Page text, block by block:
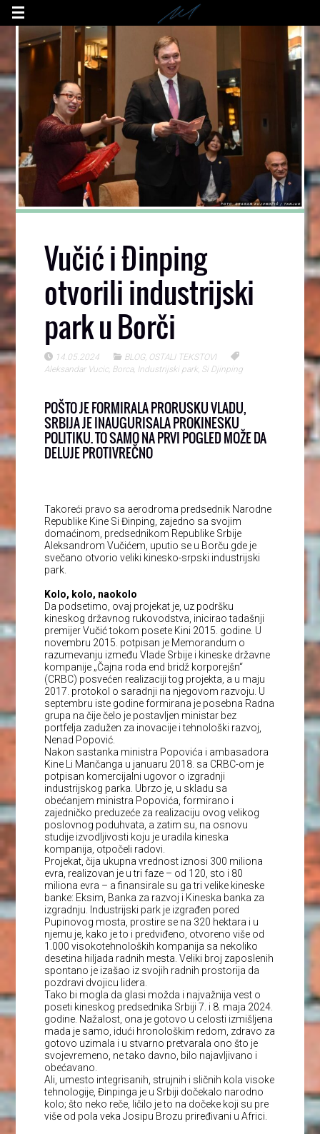
Vučić i Đinping
otvorili industrijski
park u Borči
14.05.2024 BLOG, OSTALI TEKSTOVI
Aleksandar Vucic, Borca, Industrijski park, Si Djinping
POŠTO JE FORMIRALA PRORUSKU VLADU,
SRBIJA JE INAUGURISALA PROKINESKU
POLITIKU. TO SAMO NA PRVI POGLED MOŽE DA
DELUJE PROTIVREČNO
Takoreći pravo sa aerodroma predsednik Narodne
Republike Kine Si Đinping, zajedno sa svojim
domaćinom, predsednikom Republike Srbije
Aleksandrom Vučićem, uputio se u Borču gde je
svečano otvorio veliki kinesko-srpski industrijski
park.
Kolo, kolo, naokolo
Da podsetimo, ovaj projekat je, uz podršku
kineskog državnog rukovodstva, inicirao tadašnji
premijer Vučić tokom posete Kini 2015. godine. U
novembru 2015. potpisan je Memorandum o
razumevanju između Vlade Srbije i kineske državne
kompanije „Čajna roda end bridž korporejšn“
(CRBC) posvećen realizaciji tog projekta, a u maju
2017. protokol o saradnji na njegovom razvoju. U
septembru iste godine formirana je posebna Radna
grupa na čije čelo je postavljen ministar bez
portfelja zadužen za inovacije i tehnološki razvoj,
Nenad Popović.
Nakon sastanka ministra Popovića i ambasadora
Kine Li Mančanga u januaru 2018. sa CRBC-om je
potpisan komercijalni ugovor o izgradnji
industrijskog parka. Ubrzo je, u skladu sa
obećanjem ministra Popovića, formirano i
zajedničko preduzeće za realizaciju ovog velikog
poslovnog poduhvata, a zatim su, na osnovu
studije izvodljivosti koju je uradila kineska
kompanija, otpočeli radovi.
Projekat, čija ukupna vrednost iznosi 300 miliona
evra, realizovan je u tri faze – od 120, sto i 80
miliona evra – a finansirale su ga tri velike kineske
banke: Eksim, Banka za razvoj i Kineska banka za
izgradnju. Industrijski park je izgrađen pored
Pupinovog mosta, prostire se na 320 hektara i u
njemu je, kako je to i predviđeno, otvoreno više od
1.000 visokotehnoloških kompanija sa nekoliko
desetina hiljada radnih mesta. Veliki broj zaposlenih
spontano je izašao iz svojih radnih prostorija da
pozdravi dvojicu lidera.
Tako bi mogla da glasi možda i najvažnija vest o
poseti kineskog predsednika Srbiji 7. i 8. maja 2024.
godine. Nažalost, ona je gotovo u celosti izmišljena
mada je samo, idući hronološkim redom, zdravo za
gotovo uzimala i u stvarno pretvarala ono što je
svojevremeno, ne tako davno, bilo najavljivano i
obećavano.
Ali, umesto integrisanih, strujnih i sličnih kola visoke
tehnologije, Đinpinga je u Srbiji dočekalo narodno
kolo; što neko reče, ličilo je to na dočeke koji su pre
više od pola veka Josipu Brozu priređivani u Africi.